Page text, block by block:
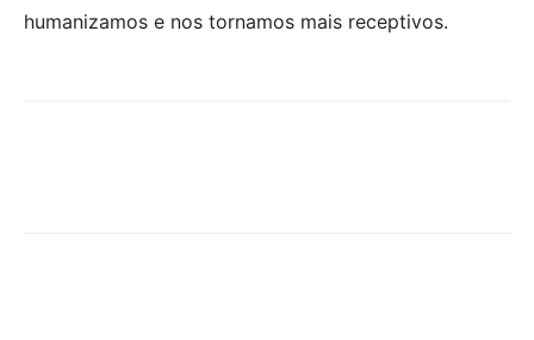
humanizamos e nos tornamos mais receptivos.